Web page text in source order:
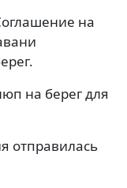
на
на берег для
отправилась